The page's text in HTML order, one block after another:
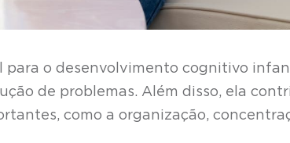
o desenvolvimento cognitivo
de problemas. Além disso, ela
como a organização,